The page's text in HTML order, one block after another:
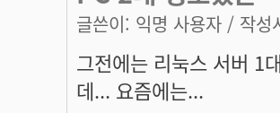
글쓴이: 익명 사용자 / 작성
그전에는 리눅스 서버 1
데... 요즘에는...